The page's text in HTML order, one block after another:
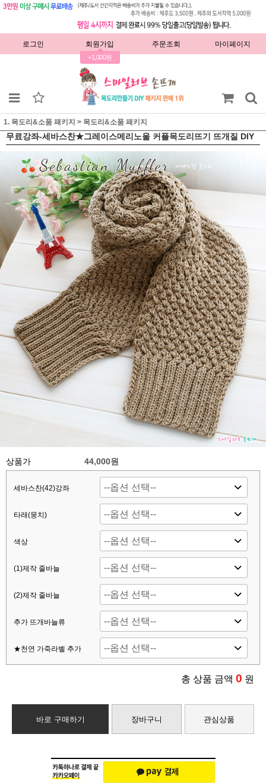
로그인 회원가입
+1,000원
주문조회 마이페이지
1. 목도리&소품 패키지 > 목도리&소품 패키지
무료강좌-세바스찬★그레이스메리노울 커플목도리뜨기 뜨개질 DIY
상품가 44,000원
세바스찬(42)강좌
타래(뭉치)
색상
(1)제작 줄바늘
(2)제작 줄바늘
추가 뜨개바늘류
★천연 가죽라벨 추가
총 상품 금액 0 원
바로 구매하기 장바구니 관심상품